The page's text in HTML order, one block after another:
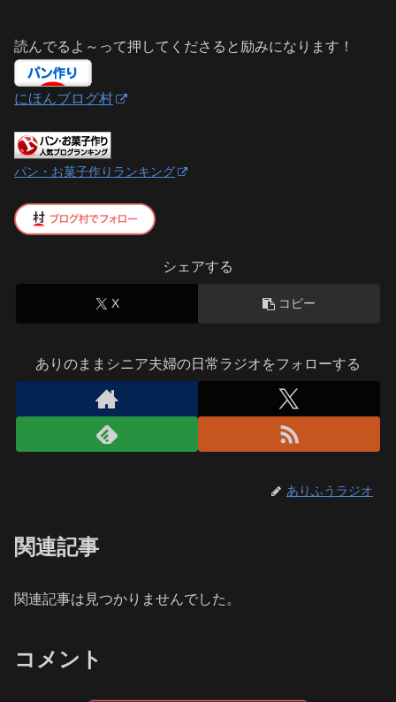
読んでるよ～って押してくださると励みになります！
にほんブログ村
パン・お菓子作りランキング
シェアする
X コピー
ありのままシニア夫婦の日常ラジオをフォローする
ありふうラジオ
関連記事
関連記事は見つかりませんでした。
コメント